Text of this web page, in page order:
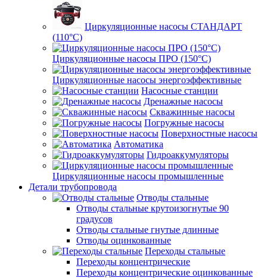
Циркуляционные насосы СТАНДАРТ
(110°C)
Циркуляционные насосы ПРО (150°C)
Циркуляционные насосы энергоэффективные
Насосные станции
Дренажные насосы
Скважинные насосы
Погружные насосы
Поверхностные насосы
Автоматика
Гидроаккумуляторы
Циркуляционные насосы промышленные
Детали трубопровода
Отводы стальные
Отводы стальные крутоизогнутые 90
градусов
Отводы стальные гнутые длинные
Отводы оцинкованные
Переходы стальные
Переходы концентрические
Переходы концентрические оцинкованные